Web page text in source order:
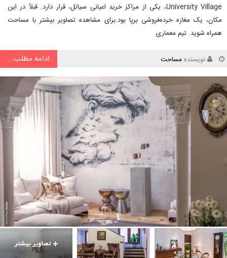
University Village، یکی از مراکز خرید اعیانی سیاتل، قرار دارد. قبلاً در این
مکان، یک مغازه خرده‌فروشی برپا بود.برای مشاهده تصاویر بیشتر با مساحت
همراه شوید. تیم معماری
نویسنده مساحت ادامه مطلب...